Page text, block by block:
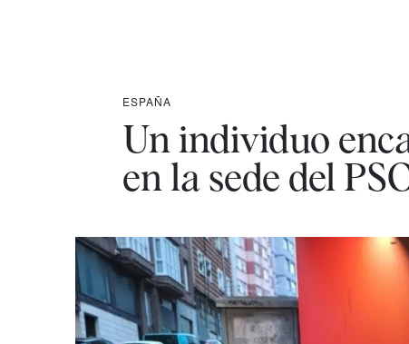
ESPAÑA
Un individuo
en la sede del